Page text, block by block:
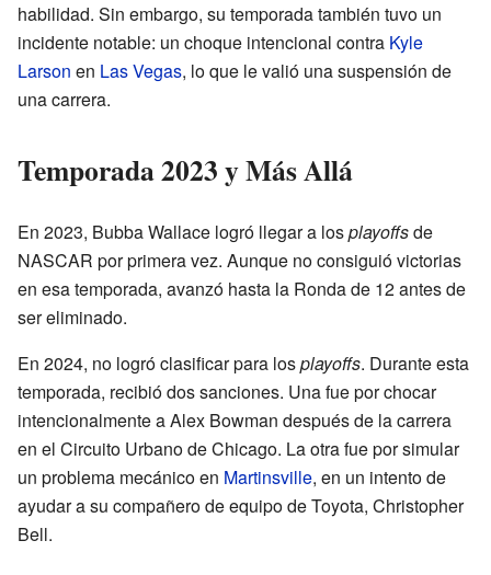
habilidad. Sin embargo, su temporada también tuvo un
incidente notable: un choque intencional contra Kyle
Larson en Las Vegas, lo que le valió una suspensión de
una carrera.
Temporada 2023 y Más Allá
En 2023, Bubba Wallace logró llegar a losplayoffsde
NASCAR por primera vez. Aunque no consiguió victorias
en esa temporada, avanzó hasta la Ronda de 12 antes de
ser eliminado.
En 2024, no logró clasificar para losplayoffs. Durante esta
temporada, recibió dos sanciones. Una fue por chocar
intencionalmente a Alex Bowman después de la carrera
en el Circuito Urbano de Chicago. La otra fue por simular
un problema mecánico en Martinsville, en un intento de
ayudar a su compañero de equipo de Toyota, Christopher
Bell.